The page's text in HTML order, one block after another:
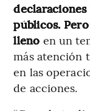
públicos.
lleno en un
más atención
en las
de acciones.